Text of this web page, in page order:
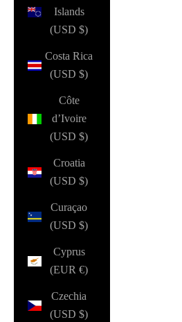
Islands
(USD $)
Costa Rica
(USD $)
Côte
d’Ivoire
(USD $)
Croatia
(USD $)
Curaçao
(USD $)
Cyprus
(EUR €)
Czechia
(USD $)